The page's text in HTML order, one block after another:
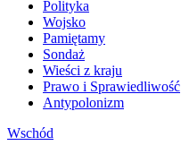
Polityka
Wojsko
Pamiętamy
Sondaż
Wieści z kraju
Prawo i Sprawiedliwość
Antypolonizm
Wschód